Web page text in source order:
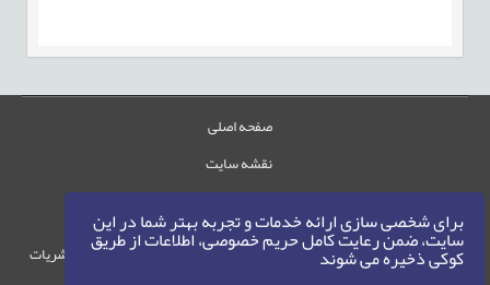
برای شخصی سازی ارائه خدمات و تجربه بهتر شما در این
سایت، ضمن رعایت کامل حریم خصوصی، اطلاعات از طریق
کوکی ذخیره می شوند
صفحه اصلی
نقشه سایت
تماس با ما
حقوق این وب‌سایت متعلق به سامانه مدیریت نشریات